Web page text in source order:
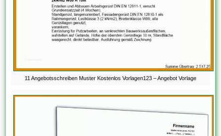
11 Angebotsschreiben Muster Kostenlos Vorlagen123 – Angebot Vorlage